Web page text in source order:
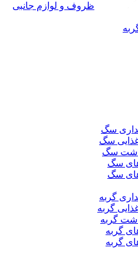
ظروف و لوازم جانبی
سگ
غذایی سگ
سگ
سگ
های سگ
گربه
گربه
گربه
گربه
گربه